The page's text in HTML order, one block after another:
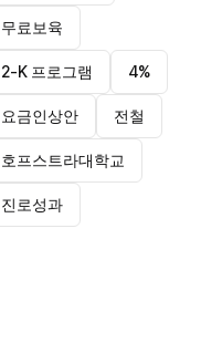
무료보육
2-K 프로그램 4%
요금인상안 전철
호프스트라대학교
진로성과